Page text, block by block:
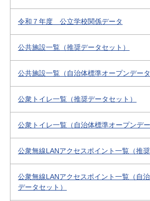
令和７年度 公立学校関係データ
公共施設一覧（推奨データセット）
公共施設一覧（自治体標準オープンデータ
公衆トイレ一覧（推奨データセット）
公衆トイレ一覧（自治体標準オープンデー
公衆無線LANアクセスポイント一覧（推奨
公衆無線LANアクセスポイント一覧（自
データセット）